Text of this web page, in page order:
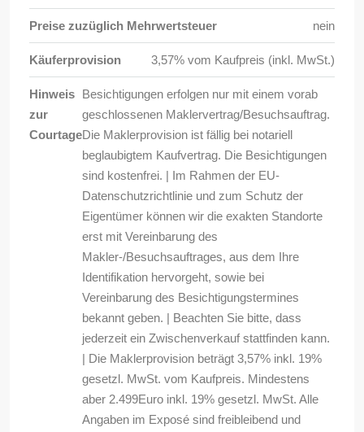
Preise zuzüglich Mehrwertsteuer nein
Käuferprovision 3,57% vom Kaufpreis (inkl. MwSt.)
Hinweis
zur
Courtage
Besichtigungen erfolgen nur mit einem vorab
geschlossenen Maklervertrag/Besuchsauftrag.
Die Maklerprovision ist fällig bei notariell
beglaubigtem Kaufvertrag. Die Besichtigungen
sind kostenfrei. | Im Rahmen der EU-
Datenschutzrichtlinie und zum Schutz der
Eigentümer können wir die exakten Standorte
erst mit Vereinbarung des
Makler-/Besuchsauftrages, aus dem Ihre
Identifikation hervorgeht, sowie bei
Vereinbarung des Besichtigungstermines
bekannt geben. | Beachten Sie bitte, dass
jederzeit ein Zwischenverkauf stattfinden kann.
| Die Maklerprovision beträgt 3,57% inkl. 19%
gesetzl. MwSt. vom Kaufpreis. Mindestens
aber 2.499Euro inkl. 19% gesetzl. MwSt. Alle
Angaben im Exposé sind freibleibend und